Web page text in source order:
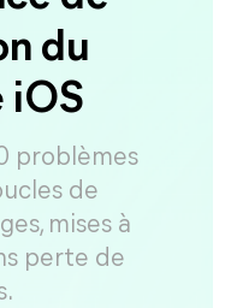
du
iOS
problèmes
de
mises à
perte de